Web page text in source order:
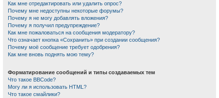
Как мне отредактировать или удалить опрос?
Почему мне недоступны некоторые форумы?
Почему я не могу добавлять вложения?
Почему я получил предупреждение?
Как мне пожаловаться на сообщения модератору?
Что означает кнопка «Сохранить» при создании сообщения?
Почему моё сообщение требует одобрения?
Как мне вновь поднять мою тему?
Форматирование сообщений и типы создаваемых тем
Что такое BBCode?
Могу ли я использовать HTML?
Что такое смайлики?